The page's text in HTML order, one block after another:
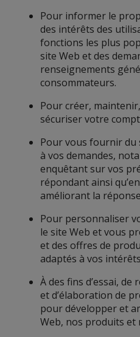
Pour informer le
des intérêts des
fonctions les plus
site Web et des
renseignements
consommateurs.
Pour créer,
sécuriser votre
Pour vous fournir
à vos demandes,
enquêtant sur vos
répondant ainsi
améliorant la
Pour personnaliser
le site Web et vous
et des offres de
adaptés à vos
À des fins d’essai, de
et d’élaboration de
pour développer et
Web, nos produits et